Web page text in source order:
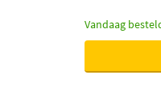
Vandaag